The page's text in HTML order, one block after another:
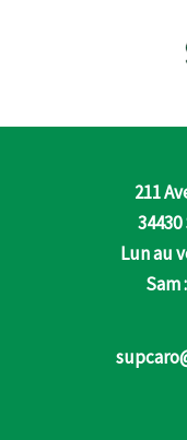
211
Lun au
Sam